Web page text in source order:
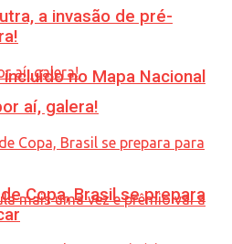
no Mapa Nacional
a invasão de pré-
aí, galera!
Copa, Brasil se prepara